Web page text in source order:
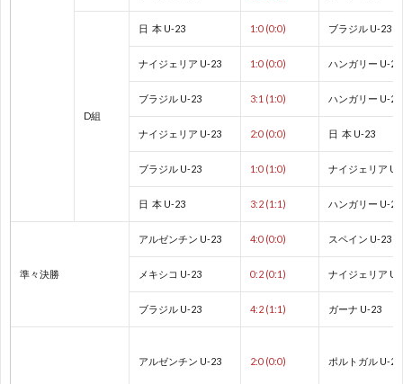
オ
リ
ン
ピ
D組
日 本 U-23 1:0 (0:0) ブラジル U-23
ナイジェリア U-23 1:0 (0:0) ハンガリー U-23
ブラジル U-23 3:1 (1:0) ハンガリー U-23
ナイジェリア U-23 2:0 (0:0) 日 本 U-23
ブラジル U-23 1:0 (1:0) ナイジェリア U-
日 本 U-23 3:2 (1:1) ハンガリー U-23
準々決勝
アルゼンチン U-23 4:0 (0:0) スペイン U-23
メキシコ U-23 0:2 (0:1) ナイジェリア U-
ブラジル U-23 4:2 (1:1) ガーナ U-23
アルゼンチン U-23 2:0 (0:0) ポルトガル U-23